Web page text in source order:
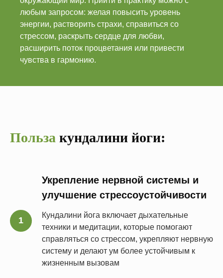
любым запросом: желая повысить уровень
энергии, растворить страхи, справиться со
стрессом, раскрыть сердце для любви,
расширить поток процветания или привести
чувства в гармонию.
Польза кундалини йоги:
Укрепление нервной системы и
улучшение стрессоустойчивости
Кундалини йога включает дыхательные
техники и медитации, которые помогают
справляться со стрессом, укрепляют нервную
систему и делают ум более устойчивым к
жизненным вызовам